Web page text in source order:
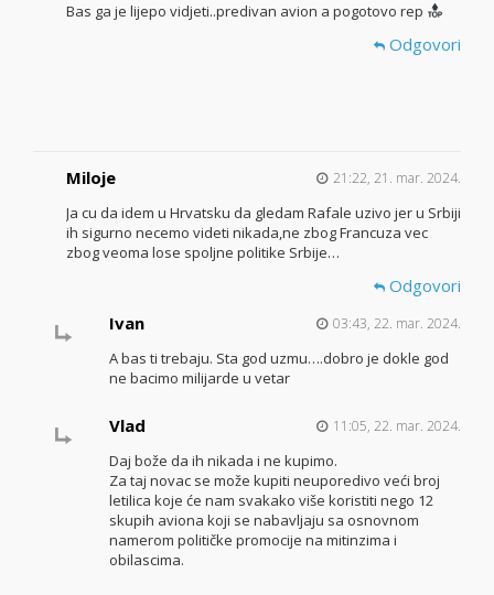
Bas ga je lijepo vidjeti..predivan avion a pogotovo rep
Odgovori
Miloje 21:22, 21. mar. 2024.
Ja cu da idem u Hrvatsku da gledam Rafale uzivo jer u Srbiji
ih sigurno necemo videti nikada,ne zbog Francuza vec
zbog veoma lose spoljne politike Srbije…
Odgovori
Ivan
03:43, 22. mar. 2024.
A bas ti trebaju. Sta god uzmu….dobro je dokle god
ne bacimo milijarde u vetar
Vlad 11:05, 22. mar. 2024.
Daj bože da ih nikada i ne kupimo.
Za taj novac se može kupiti neuporedivo veći broj
letilica koje će nam svakako više koristiti nego 12
skupih aviona koji se nabavljaju sa osnovnom
namerom političke promocije na mitinzima i
obilascima.